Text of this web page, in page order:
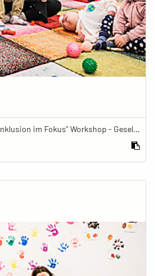
Making-of Foto aus dem "Inklusion im Fokus" Workshop - Gesellschaftsbilder.de Fotoworkshop „Inklusion im Fokus“ beim Känguru Leipzig